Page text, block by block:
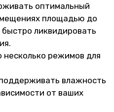
оптимальный
площадью до
ликвидировать
несколько режимов для
влажность
от ваших